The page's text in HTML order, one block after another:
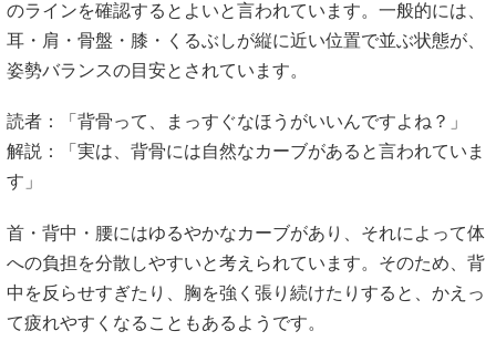
のラインを確認するとよいと言われています。一般的には、
耳・肩・骨盤・膝・くるぶしが縦に近い位置で並ぶ状態が、
姿勢バランスの目安とされています。
読者：「背骨って、まっすぐなほうがいいんですよね？」
解説：「実は、背骨には自然なカーブがあると言われていま
す」
首・背中・腰にはゆるやかなカーブがあり、それによって体
への負担を分散しやすいと考えられています。そのため、背
中を反らせすぎたり、胸を強く張り続けたりすると、かえっ
て疲れやすくなることもあるようです。